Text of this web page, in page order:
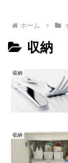
ホーム
収納
収納
収納